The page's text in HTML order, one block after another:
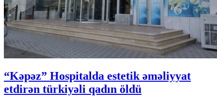
“Kəpəz” Hospitalda estetik əməliyyat
etdirən türkiyəli qadın öldü